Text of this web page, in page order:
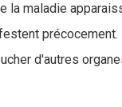
la maladie
précocement.
d'autres